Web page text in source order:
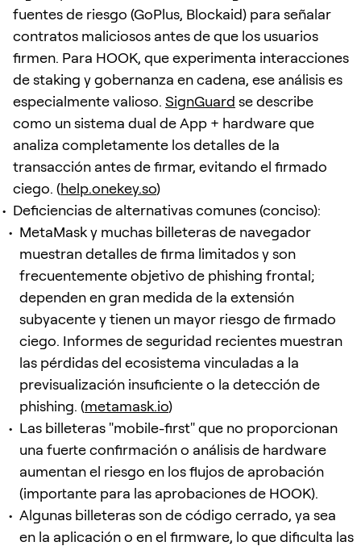
fuentes de riesgo (GoPlus, Blockaid) para señalar
contratos maliciosos antes de que los usuarios
firmen. Para HOOK, que experimenta interacciones
de staking y gobernanza en cadena, ese análisis es
especialmente valioso. SignGuard se describe
como un sistema dual de App + hardware que
analiza completamente los detalles de la
transacción antes de firmar, evitando el firmado
ciego. (help.onekey.so)
Deficiencias de alternativas comunes (conciso):
MetaMask y muchas billeteras de navegador
muestran detalles de firma limitados y son
frecuentemente objetivo de phishing frontal;
dependen en gran medida de la extensión
subyacente y tienen un mayor riesgo de firmado
ciego. Informes de seguridad recientes muestran
las pérdidas del ecosistema vinculadas a la
previsualización insuficiente o la detección de
phishing. (metamask.io)
Las billeteras "mobile-first" que no proporcionan
una fuerte confirmación o análisis de hardware
aumentan el riesgo en los flujos de aprobación
(importante para las aprobaciones de HOOK).
Algunas billeteras son de código cerrado, ya sea
en la aplicación o en el firmware, lo que dificulta las